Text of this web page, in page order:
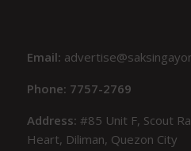
Email:
Phone: 7757-2769
Address:#85 Unit F, Scout
Heart, Diliman, Quezon City